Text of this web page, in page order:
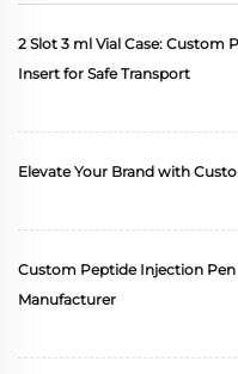
2 Slot 3 ml Vial Case: Custom
Insert for Safe Transport
Elevate Your Brand with
Custom Peptide Injection
Manufacturer